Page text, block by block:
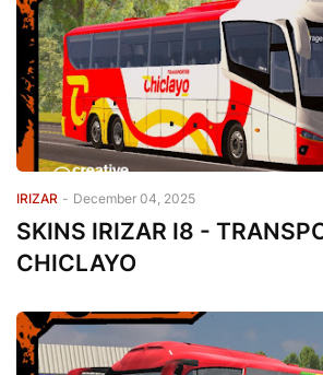
IRIZAR - December 04, 2025
SKINS IRIZAR I8 -
CHICLAYO